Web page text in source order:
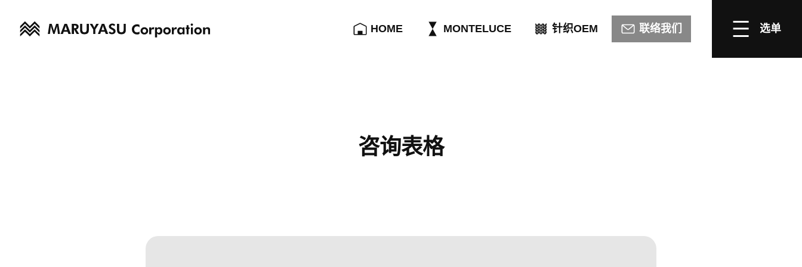
HOME MONTELUCE 针织OEM 联络我们 选单
咨询表格